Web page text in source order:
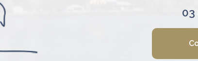
03